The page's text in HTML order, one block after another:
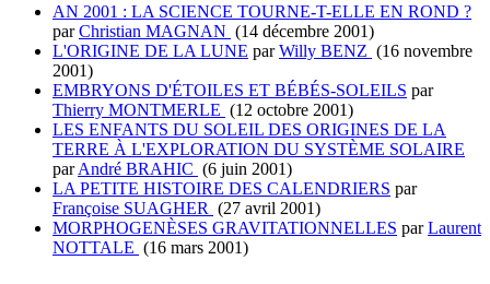
AN 2001 : LA SCIENCE TOURNE-T-ELLE EN ROND ?
parChristian MAGNAN (14 décembre 2001)
L'ORIGINE DE LA LUNE parWilly BENZ (16 novembre
2001)
EMBRYONS D'ÉTOILES ET BÉBÉS-SOLEILS par
Thierry MONTMERLE (12 octobre 2001)
LES ENFANTS DU SOLEIL DES ORIGINES DE LA
TERRE À L'EXPLORATION DU SYSTÈME SOLAIRE
parAndré BRAHIC (6 juin 2001)
LA PETITE HISTOIRE DES CALENDRIERS par
Françoise SUAGHER (27 avril 2001)
MORPHOGENÈSES GRAVITATIONNELLES parLaurent
NOTTALE (16 mars 2001)